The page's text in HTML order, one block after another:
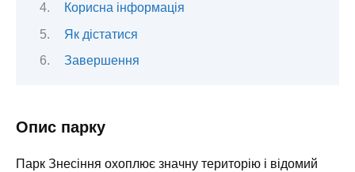
Корисна інформація
Як дістатися
Завершення
Опис парку
Парк Знесіння охоплює значну територію і відомий